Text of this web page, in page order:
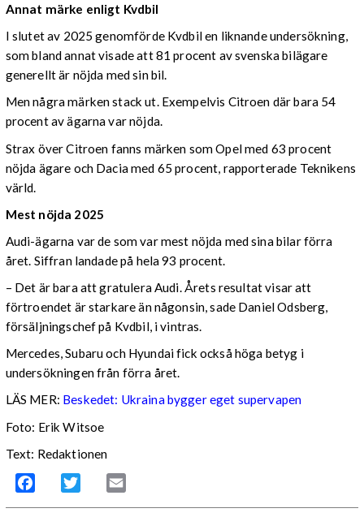
Annat märke enligt Kvdbil
I slutet av 2025 genomförde Kvdbil en liknande undersökning,
som bland annat visade att 81 procent av svenska bilägare
generellt är nöjda med sin bil.
Men några märken stack ut. Exempelvis Citroen där bara 54
procent av ägarna var nöjda.
Strax över Citroen fanns märken som Opel med 63 procent
nöjda ägare och Dacia med 65 procent, rapporterade Teknikens
värld.
Mest nöjda 2025
Audi-ägarna var de som var mest nöjda med sina bilar förra
året. Siffran landade på hela 93 procent.
– Det är bara att gratulera Audi. Årets resultat visar att
förtroendet är starkare än någonsin, sade Daniel Odsberg,
försäljningschef på Kvdbil, i vintras.
Mercedes, Subaru och Hyundai fick också höga betyg i
undersökningen från förra året.
LÄS MER: Beskedet: Ukraina bygger eget supervapen
Foto: Erik Witsoe
Text: Redaktionen
Facebook Twitter